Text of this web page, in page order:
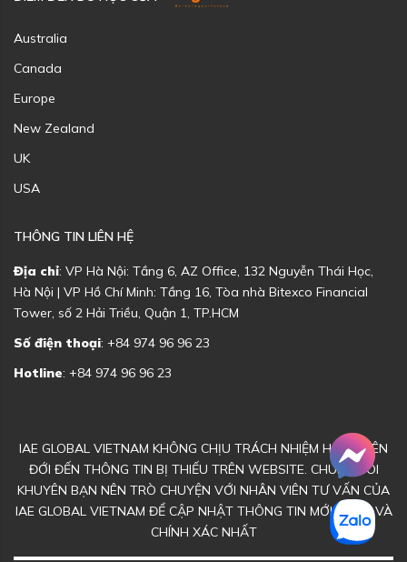
Australia
Canada
Europe
New Zealand
UK
USA
THÔNG TIN LIÊN HỆ
Địa chỉ: VP Hà Nội: Tầng 6, AZ Office, 132 Nguyễn Thái Học,
Hà Nội | VP Hồ Chí Minh: Tầng 16, Tòa nhà Bitexco Financial
Tower, số 2 Hải Triều, Quận 1, TP.HCM
Số điện thoại: +84 974 96 96 23
Hotline: +84 974 96 96 23
IAE GLOBAL VIETNAM KHÔNG CHỊU TRÁCH NHIỆM HOẶC LIÊN
ĐỚI ĐẾN THÔNG TIN BỊ THIẾU TRÊN WEBSITE. CHÚNG TÔI
KHUYÊN BẠN NÊN TRÒ CHUYỆN VỚI NHÂN VIÊN TƯ VẤN CỦA
IAE GLOBAL VIETNAM ĐỂ CẬP NHẬT THÔNG TIN MỚI NHẤT VÀ
CHÍNH XÁC NHẤT